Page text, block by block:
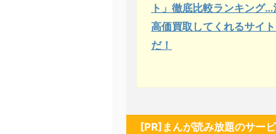
ト」徹底比較ランキング…
高価買取してくれるサイ
だ！
[PR]まんが読み放題のサー